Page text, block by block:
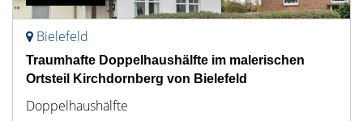
Bielefeld
Traumhafte Doppelhaushälfte im malerischen
Ortsteil Kirchdornberg von Bielefeld
Doppelhaushälfte